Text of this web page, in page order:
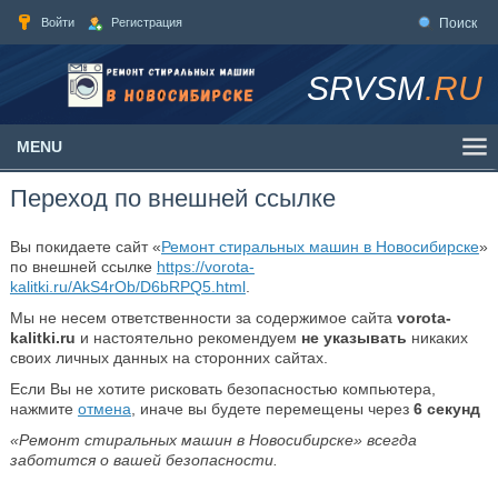
Войти Регистрация Поиск
SRVSM.RU
MENU
Переход по внешней ссылке
Вы покидаете сайт «Ремонт стиральных машин в Новосибирске»
по внешней ссылке https://vorota-
kalitki.ru/AkS4rOb/D6bRPQ5.html.
Мы не несем ответственности за содержимое сайта vorota-
kalitki.ru и настоятельно рекомендуем не указывать никаких
своих личных данных на сторонних сайтах.
Если Вы не хотите рисковать безопасностью компьютера,
нажмите отмена , иначе вы будете перемещены через 6секунд
«Ремонт стиральных машин в Новосибирске» всегда
заботится о вашей безопасности.